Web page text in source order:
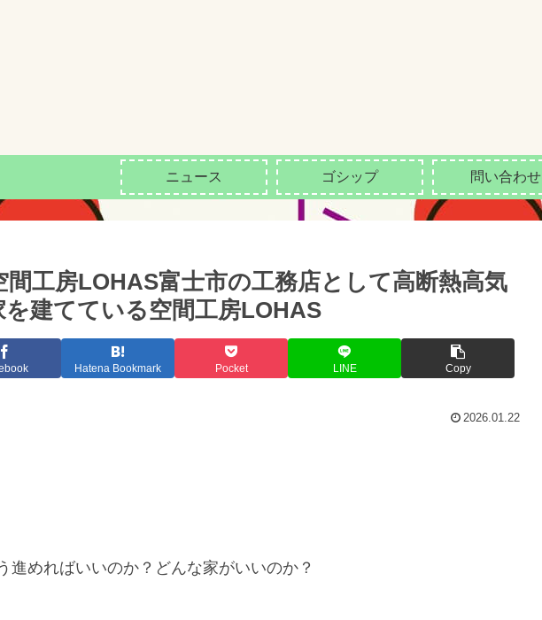
ニュース ゴシップ 問い合わせ
間工房LOHAS富士市の工務店として高断熱高気
建てている空間工房LOHAS
Hatena Bookmark Pocket LINE Copy
2026.01.22
進めればいいのか？どんな家がいいのか？